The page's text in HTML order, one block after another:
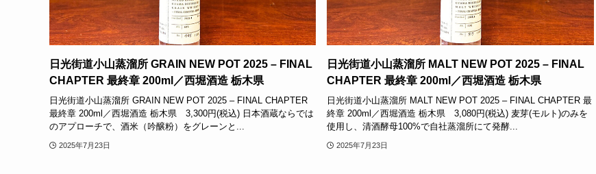
日光街道小山蒸溜所 GRAIN NEW POT 2025 – FINAL
CHAPTER 最終章 200ml／西堀酒造 栃木県
日光街道小山蒸溜所 GRAIN NEW POT 2025 – FINAL CHAPTER
最終章 200ml／西堀酒造 栃木県 3,300円(税込) 日本酒蔵ならでは
のアプローチで、酒米（吟醸粉）をグレーンと...
2025年7月23日
日光街道小山蒸溜所 MALT NEW POT 2025 – FINAL
CHAPTER 最終章 200ml／西堀酒造 栃木県
日光街道小山蒸溜所 MALT NEW POT 2025 – FINAL CHAPTER 最
終章 200ml／西堀酒造 栃木県 3,080円(税込) 麦芽(モルト)のみを
使用し、清酒酵母100%で自社蒸溜所にて発酵...
2025年7月23日